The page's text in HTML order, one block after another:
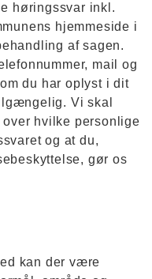
høringssvar inkl.
hjemmeside i
af sagen.
mail og
du har oplyst i dit
Vi skal
hvilke personlige
og at du,
gør os
kan der være